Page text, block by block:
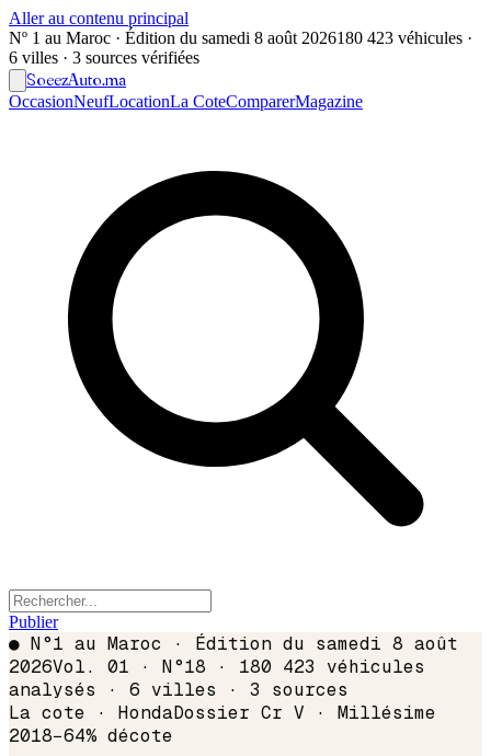
Aller au contenu principal
Nº 1 au Maroc · Édition du samedi 8 août 2026180 423 véhicules ·
6 villes · 3 sources vérifiées
SoeezAuto.ma
OccasionNeufLocationLa CoteComparerMagazine
Publier
● N°1 au Maroc · Édition du samedi 8 août
2026Vol. 01 · N°18 · 180 423 véhicules
analysés · 6 villes · 3 sources
La cote · HondaDossier Cr V · Millésime
2018−64% décote